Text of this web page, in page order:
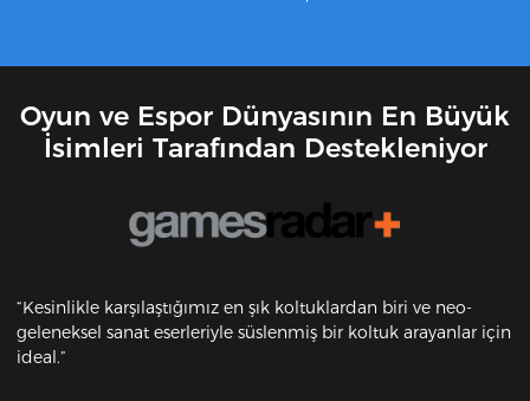
Oyun ve Espor Dünyasının En Büyük
İsimleri Tarafından Destekleniyor
“Kesinlikle karşılaştığımız en şık koltuklardan biri ve neo-
geleneksel sanat eserleriyle süslenmiş bir koltuk arayanlar için
ideal.”